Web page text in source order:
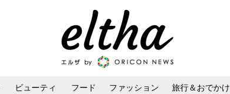
ビューティ フード ファッション 旅行＆おでかけ